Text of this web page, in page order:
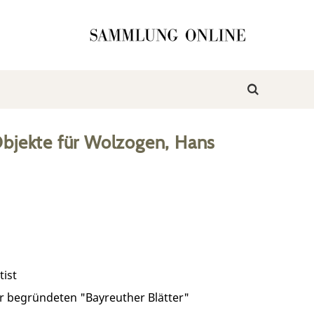
fürWolzogen, Hans
begründeten "Bayreuther Blätter"